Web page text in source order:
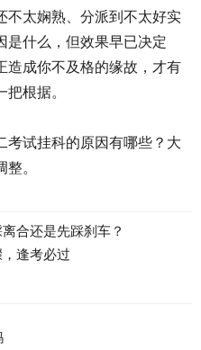
不太娴熟、分派到不太好实
是什么，但效果早已决定
造成你不及格的缘故，才有
根据。
考试挂科的原因有哪些？大
。
合还是先踩刹车？
逢考必过